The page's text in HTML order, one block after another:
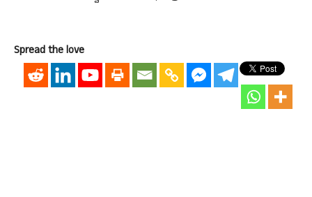
Spread the love